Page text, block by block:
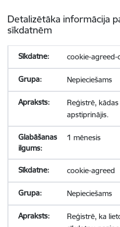
Detalizētāka informācija
sīkdatnēm
cookie-agreed-
Nepieciešams
Reģistrē,
apstiprinājis.
1 mēnesis
cookie-agreed
Nepieciešams
Reģistrē, ka